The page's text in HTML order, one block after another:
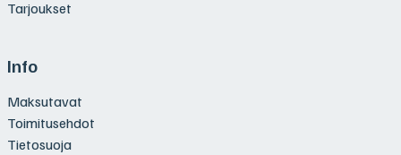
Tarjoukset
Info
Maksutavat
Toimitusehdot
Tietosuoja